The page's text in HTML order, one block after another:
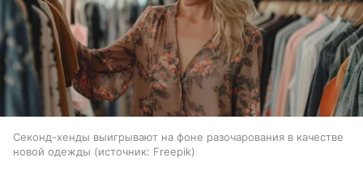
Секонд-хенды выигрывают на фоне разочарования в качестве
новой одежды
источник: Freepik